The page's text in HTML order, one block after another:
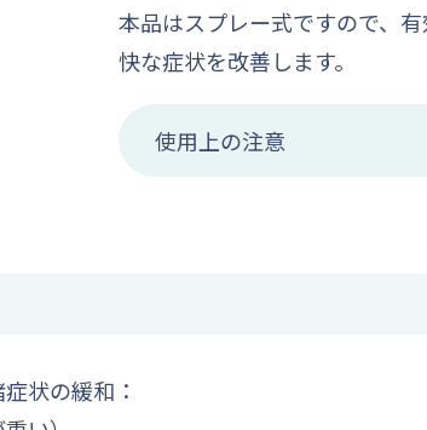
本品はスプレー式ですので、
快な症状を改善します。
使用上の注意
状の緩和：